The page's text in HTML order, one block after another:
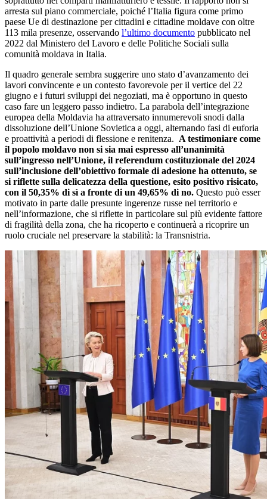
arresta sul piano commerciale, poiché l’Italia figura come primo
paese Ue di destinazione per cittadini e cittadine moldave con oltre
113 mila presenze, osservando l’ultimo documento pubblicato nel
2022 dal Ministero del Lavoro e delle Politiche Sociali sulla
comunità moldava in Italia.
Il quadro generale sembra suggerire uno stato d’avanzamento dei
lavori convincente e un contesto favorevole per il vertice del 22
giugno e i futuri sviluppi dei negoziati, ma è opportuno in questo
caso fare un leggero passo indietro. La parabola dell’integrazione
europea della Moldavia ha attraversato innumerevoli snodi dalla
dissoluzione dell’Unione Sovietica a oggi, alternando fasi di euforia
e proattività a periodi di flessione e renitenza. A testimoniare come
il popolo moldavo non si sia mai espresso all’unanimità
sull’ingresso nell’Unione, il referendum costituzionale del 2024
sull’inclusione dell’obiettivo formale di adesione ha ottenuto, se
si riflette sulla delicatezza della questione, esito positivo risicato,
con il 50,35% di sì a fronte di un 49,65% di no. Questo può esser
motivato in parte dalle presunte ingerenze russe nel territorio e
nell’informazione, che si riflette in particolare sul più evidente fattore
di fragilità della zona, che ha ricoperto e continuerà a ricoprire un
ruolo cruciale nel preservare la stabilità: la Transnistria.